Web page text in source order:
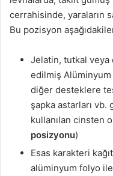
cerrahisinde, yaraların
Bu pozisyon
Jelatin, tutkal veya
edilmiş Alüminyum
diğer desteklere
şapka astarları vb.
kullanılan cinsten
posizyonu)
Esas karakteri
alüminyum folyo